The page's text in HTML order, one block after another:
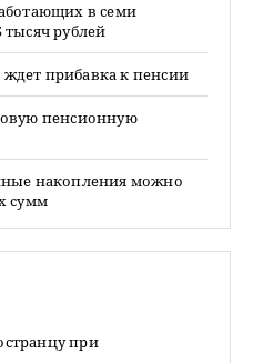
в семи
рублей
прибавка к пенсии
пенсионную
накопления можно
сумм
при